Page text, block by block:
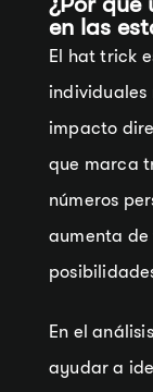
en las
El hat trick
individuales
impacto
que marca
números
aumenta
En el
ayudar a